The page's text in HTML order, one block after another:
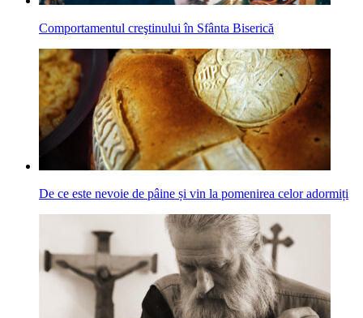
Comportamentul creştinului în Sfânta Biserică
De ce este nevoie de pâine și vin la pomenirea celor adormiți